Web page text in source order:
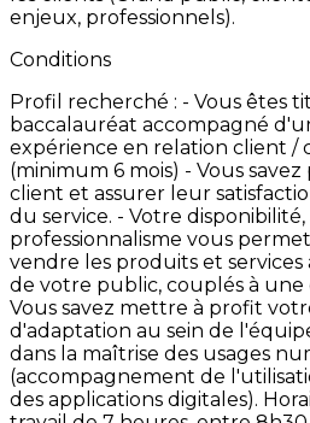
enjeux, professionnels).
Conditions
Profil recherché : - Vous êtes
baccalauréat accompagné
expérience en relation client /
(minimum 6 mois) - Vous savez
client et assurer leur
du service. - Votre disponibilité,
professionnalisme vous
vendre les produits et services
de votre public, couplés à une
Vous savez mettre à profit
d'adaptation au sein de
dans la maîtrise des usages
(accompagnement de
des applications digitales).